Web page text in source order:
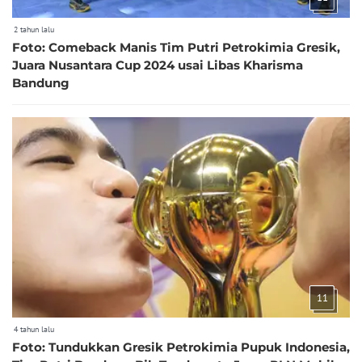
2 tahun lalu
Foto: Comeback Manis Tim Putri Petrokimia Gresik,
Juara Nusantara Cup 2024 usai Libas Kharisma
Bandung
11
4 tahun lalu
Foto: Tundukkan Gresik Petrokimia Pupuk Indonesia,